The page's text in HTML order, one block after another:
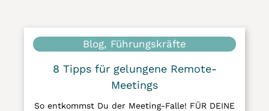
Blog, Führungskräfte
8 Tipps für gelungene Remote-
Meetings
So entkommst Du der Meeting-Falle! FÜR DEINE